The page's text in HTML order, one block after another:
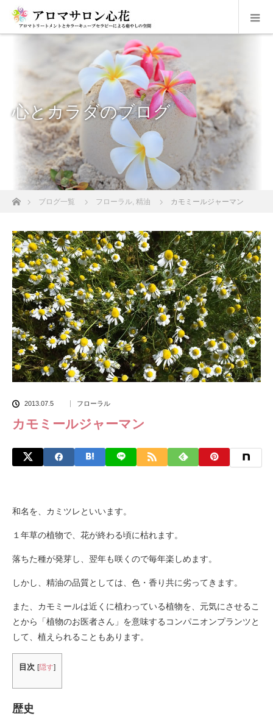
心とカラダのブログ
ホームブログ一覧 フローラル, 精油 カモミールジャーマン
2013.07.5 フローラル
カモミールジャーマン
和名を、カミツレといいます。
１年草の植物で、花が終わる頃に枯れます。
落ちた種が発芽し、翌年も咲くので毎年楽しめます。
しかし、精油の品質としては、色・香り共に劣ってきます。
また、カモミールは近くに植わっている植物を、元気にさせるこ
とから「植物のお医者さん」を意味するコンパニオンプランツと
して、植えられることもあります。
目次 [隠す]
歴史